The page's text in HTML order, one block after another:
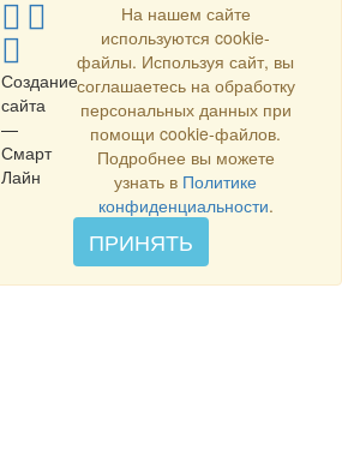
Создание
сайта
—
Смарт
Лайн
На нашем сайте
используются cookie-
файлы. Используя сайт, вы
соглашаетесь на обработку
персональных данных при
помощи cookie-файлов.
Подробнее вы можете
узнать в Политике
конфиденциальности.
ПРИНЯТЬ